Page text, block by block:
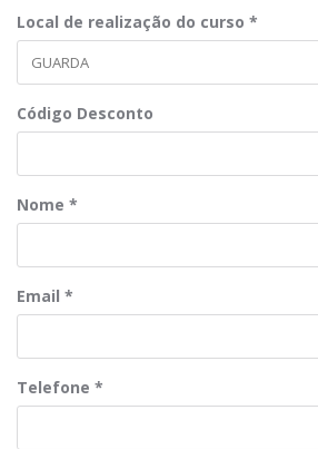
Local de realização do curso *
Código Desconto
Nome *
Email *
Telefone *